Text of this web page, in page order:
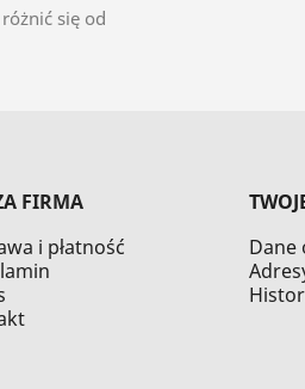
się od
FIRMA
i płatność
Dane